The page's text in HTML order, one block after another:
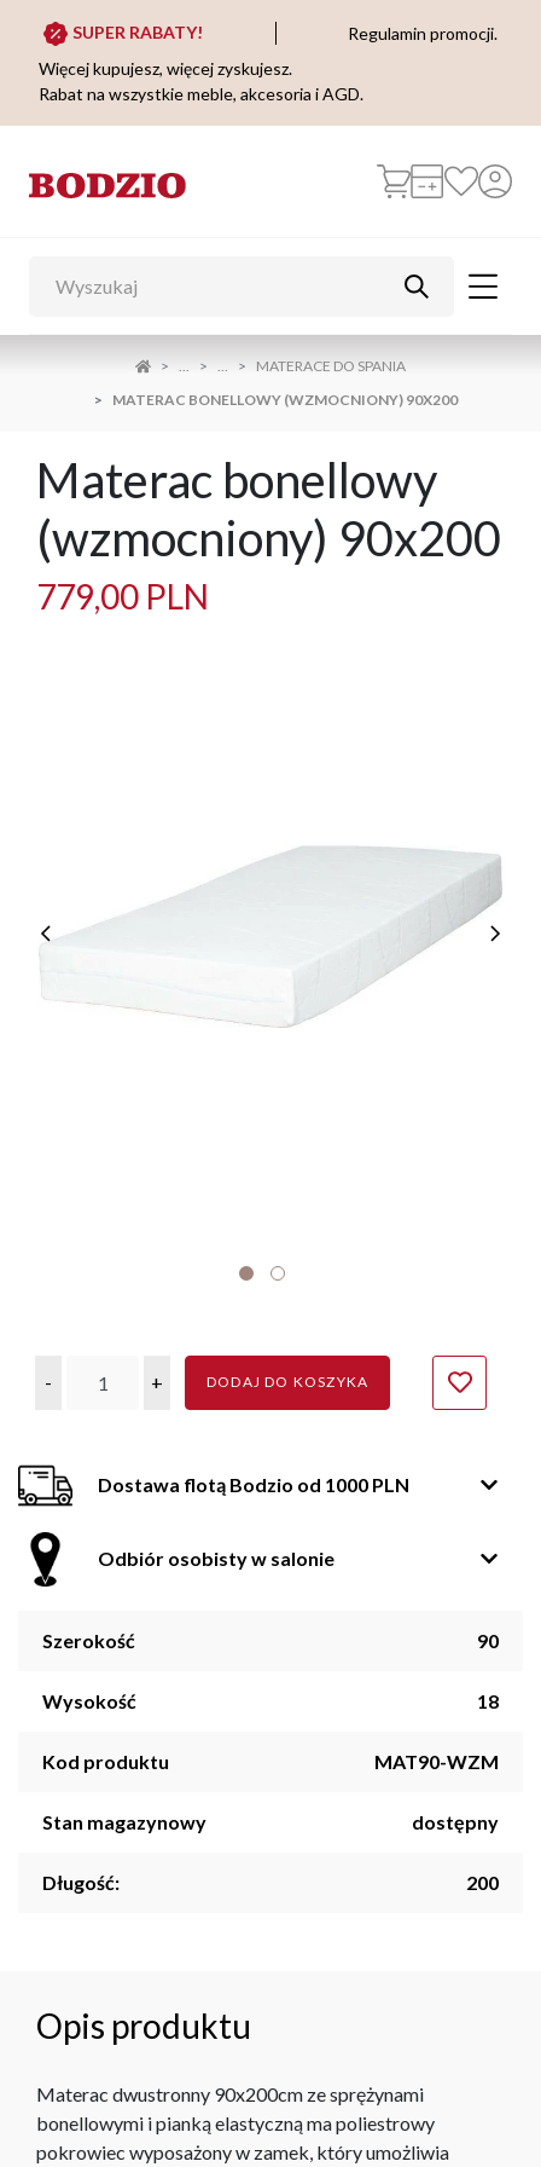
SUPER RABATY!
Regulamin promocji.
Więcej kupujesz, więcej zyskujesz.
Rabat na wszystkie meble, akcesoria i AGD.
... ...
MATERACE DO SPANIA
MATERAC BONELLOWY (WZMOCNIONY) 90X200
Materac bonellowy
(wzmocniony) 90x200
779,00 PLN
- + DODAJ DO KOSZYKA
Dostawa flotą Bodzio od 1000 PLN
Odbiór osobisty w salonie
Szerokość 90
Wysokość 18
Kod produktu MAT90-WZM
Stan magazynowy dostępny
Długość: 200
Opis produktu
Materac dwustronny 90x200cm ze sprężynami
bonellowymi i pianką elastyczną ma poliestrowy
pokrowiec wyposażony w zamek, który umożliwia